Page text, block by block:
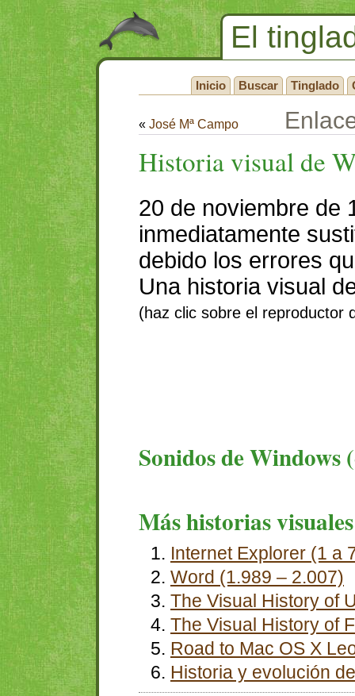
El
Inicio Buscar Tinglado
« José Mª Campo
Historia visual de
20 de noviembre de
inmediatamente
debido los errores
Una historia visual
(haz clic sobre el reproductor
Sonidos de Windows
Más historias
Internet Explorer (1 a
Word (1.989 – 2.007)
The Visual History of
The Visual History of
Road to Mac OS X
Historia y evolución